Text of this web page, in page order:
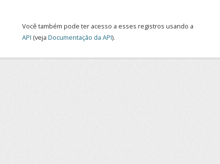
Você também pode ter acesso a esses registros usando a
API (veja Documentação da API).